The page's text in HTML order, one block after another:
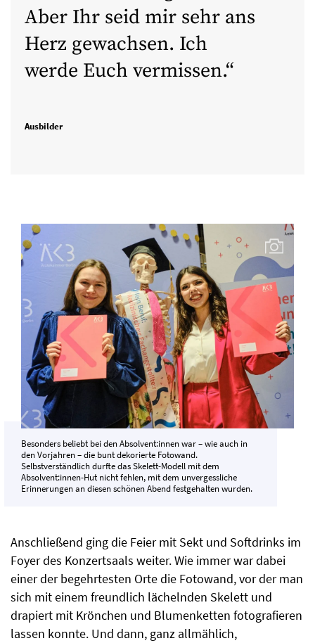
Aber Ihr seid mir sehr ans
Herz gewachsen. Ich
werde Euch vermissen.
Ausbilder
Besonders beliebt bei den Absolvent:innen war – wie auch in
den Vorjahren – die bunt dekorierte Fotowand.
Selbstverständlich durfte das Skelett-Modell mit dem
Absolvent:innen-Hut nicht fehlen, mit dem unvergessliche
Erinnerungen an diesen schönen Abend festgehalten wurden.
Anschließend ging die Feier mit Sekt und Softdrinks im
Foyer des Konzertsaals weiter. Wie immer war dabei
einer der begehrtesten Orte die Fotowand, vor der man
sich mit einem freundlich lächelnden Skelett und
drapiert mit Krönchen und Blumenketten fotografieren
lassen konnte. Und dann, ganz allmählich,